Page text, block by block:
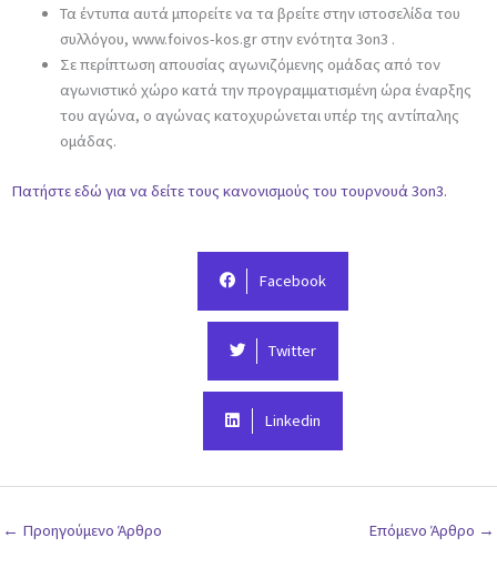
Τα έντυπα αυτά μπορείτε να τα βρείτε στην ιστοσελίδα του
συλλόγου, www.foivos-kos.gr στην ενότητα 3on3 .
Σε περίπτωση απουσίας αγωνιζόμενης ομάδας από τον
αγωνιστικό χώρο κατά την προγραμματισμένη ώρα έναρξης
του αγώνα, ο αγώνας κατοχυρώνεται υπέρ της αντίπαλης
ομάδας.
Πατήστε εδώ για να δείτε τους κανονισμούς του τουρνουά 3on3.
Facebook
Twitter
Linkedin
← Προηγούμενο Άρθρο Επόμενο Άρθρο →